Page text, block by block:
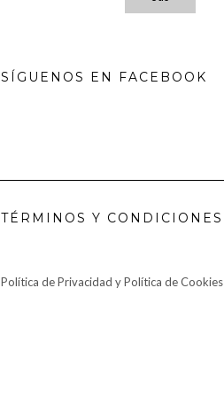
SÍGUENOS EN FACEBOOK
TÉRMINOS Y CONDICIONES
Política de Privacidad y Política de Cookies